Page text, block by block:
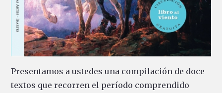
Presentamos a ustedes una compilación de doce
textos que recorren el período comprendido